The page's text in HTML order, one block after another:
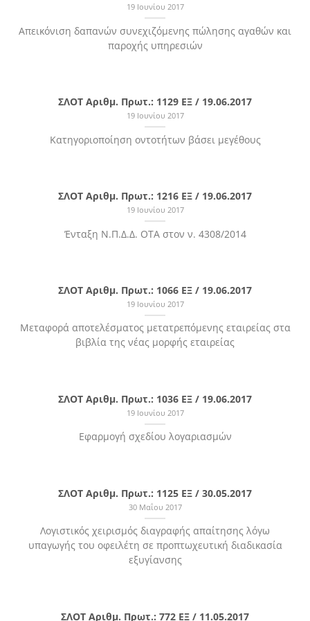
19 Ιουνίου 2017
Απεικόνιση δαπανών συνεχιζόμενης πώλησης αγαθών και
παροχής υπηρεσιών
ΣΛΟΤ Αριθμ. Πρωτ.: 1129 ΕΞ / 19.06.2017
19 Ιουνίου 2017
Κατηγοριοποίηση οντοτήτων βάσει μεγέθους
ΣΛΟΤ Αριθμ. Πρωτ.: 1216 ΕΞ / 19.06.2017
19 Ιουνίου 2017
Ένταξη Ν.Π.Δ.Δ. ΟΤΑ στον ν. 4308/2014
ΣΛΟΤ Αριθμ. Πρωτ.: 1066 ΕΞ / 19.06.2017
19 Ιουνίου 2017
Μεταφορά αποτελέσματος μετατρεπόμενης εταιρείας στα
βιβλία της νέας μορφής εταιρείας
ΣΛΟΤ Αριθμ. Πρωτ.: 1036 ΕΞ / 19.06.2017
19 Ιουνίου 2017
Εφαρμογή σχεδίου λογαριασμών
ΣΛΟΤ Αριθμ. Πρωτ.: 1125 ΕΞ / 30.05.2017
30 Μαΐου 2017
Λογιστικός χειρισμός διαγραφής απαίτησης λόγω
υπαγωγής του οφειλέτη σε προπτωχευτική διαδικασία
εξυγίανσης
ΣΛΟΤ Αριθμ. Πρωτ.: 772 ΕΞ / 11.05.2017